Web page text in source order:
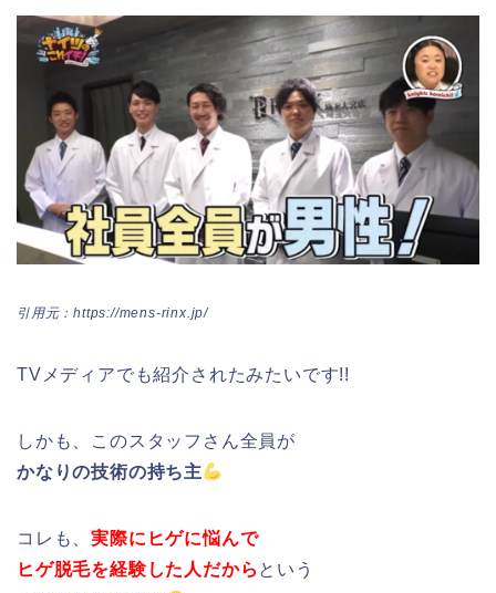
引用元：https://mens-rinx.jp/
TVメディアでも紹介されたみたいです!!
しかも、このスタッフさん全員が
かなりの技術の持ち主
コレも、実際にヒゲに悩んで
ヒゲ脱毛を経験した人だから という